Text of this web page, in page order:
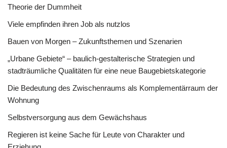
Theorie der Dummheit
Viele empfinden ihren Job als nutzlos
Bauen von Morgen – Zukunftsthemen und Szenarien
„Urbane Gebiete“ – baulich-gestalterische Strategien und
stadträumliche Qualitäten für eine neue Baugebietskategorie
Die Bedeutung des Zwischenraums als Komplementärraum der
Wohnung
Selbstversorgung aus dem Gewächshaus
Regieren ist keine Sache für Leute von Charakter und